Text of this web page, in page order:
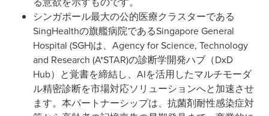
シンガポール最大の公的医療クラスターである
SingHealthの旗艦病院であるSingapore General
Hospital (SGH)は、Agency for Science, Technology
and Research (A*STAR)の診断学開発ハブ（DxD
Hub）と覚書を締結し、AIを活用したマルチモーダ
ル精密診断を市場対応ソリューションへと加速させ
ます。本パートナーシップは、抗菌剤耐性感染症対